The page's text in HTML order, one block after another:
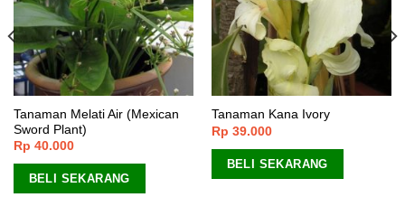
Tanaman Melati Air (Mexican
Sword Plant)
Rp 40.000
BELI SEKARANG
Tanaman Kana Ivory
Rp 39.000
BELI SEKARANG